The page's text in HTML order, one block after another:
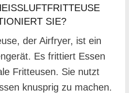
U
SIE?
der Airfryer, ist ein
Es frittiert Essen
Fritteusen. Sie nutzt
knusprig zu machen.